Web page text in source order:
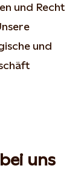
und Recht
und
uns